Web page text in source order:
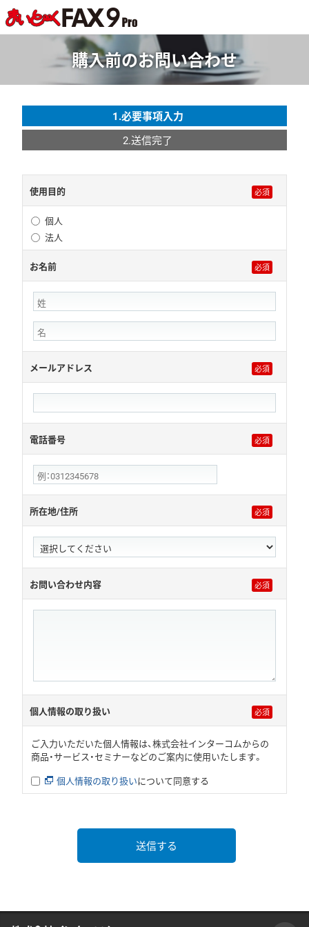
購入前のお問い合わせ
1.必要事項入力
2.送信完了
使用目的
個人
法人
お名前
メールアドレス
電話番号
所在地/住所
お問い合わせ内容
個人情報の取り扱い
ご入力いただいた個人情報は、株式会社インターコムからの
商品・サービス・セミナーなどのご案内に使用いたします。
個人情報の取り扱いについて同意する
送信する